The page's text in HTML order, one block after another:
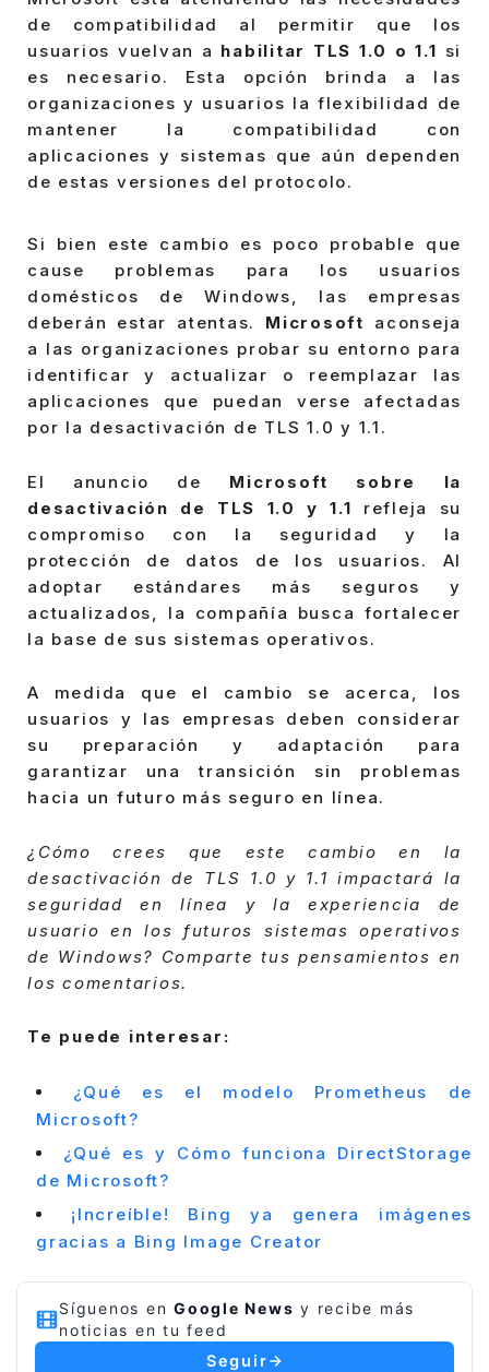
de compatibilidad al permitir que los
usuarios vuelvan a habilitar TLS 1.0 o 1.1 si
es necesario. Esta opción brinda a las
organizaciones y usuarios la flexibilidad de
mantener la compatibilidad con
aplicaciones y sistemas que aún dependen
de estas versiones del protocolo.
Si bien este cambio es poco probable que
cause problemas para los usuarios
domésticos de Windows, las empresas
deberán estar atentas. Microsoft
aconseja
a las organizaciones probar su entorno para
identificar y actualizar o reemplazar las
aplicaciones que puedan verse afectadas
por la desactivación de TLS 1.0 y 1.1.
El anuncio de
Microsoft sobre la
desactivación de TLS 1.0 y 1.1 refleja su
compromiso con la seguridad y la
protección de datos de los usuarios. Al
adoptar estándares más seguros y
actualizados, la compañía busca fortalecer
la base de sus sistemas operativos.
A medida que el cambio se acerca, los
usuarios y las empresas deben considerar
su preparación y adaptación para
garantizar una transición sin problemas
hacia un futuro más seguro en línea.
¿Cómo crees que este cambio en la
desactivación de TLS 1.0 y 1.1 impactará la
seguridad en línea y la experiencia de
usuario en los futuros sistemas operativos
de Windows? Comparte tus pensamientos en
los comentarios.
Te puede interesar:
¿Qué es el modelo Prometheus de
Microsoft?
¿Qué es y Cómo funciona DirectStorage
de Microsoft?
¡Increíble! Bing ya genera imágenes
gracias a Bing Image Creator
Síguenos en Google News y recibe más
noticias en tu feed
Seguir